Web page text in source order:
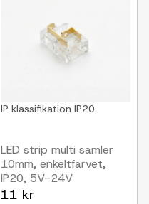
IP klassifikation IP20
LED strip multi samler
10mm, enkeltfarvet,
IP20, 5V-24V
11 kr